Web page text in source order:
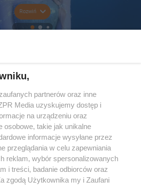
Rozwiń
partnerów oraz inne
Media uzyskujemy dostęp i
na urządzeniu oraz
osobowe, takie jak unikalne
informacje wysyłane przez
przeglądania w celu zapewniania
reklam, wybór spersonalizowanych
i treści, badanie odbiorców oraz
zgodą Użytkownika my i Zaufani